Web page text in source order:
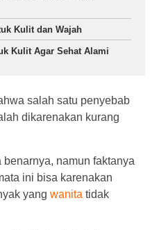
Kulit dan Wajah
Kulit Agar Sehat Alami
salah satu penyebab
dikarenakan kurang
namun faktanya
ini bisa karenakan
yang wanita tidak